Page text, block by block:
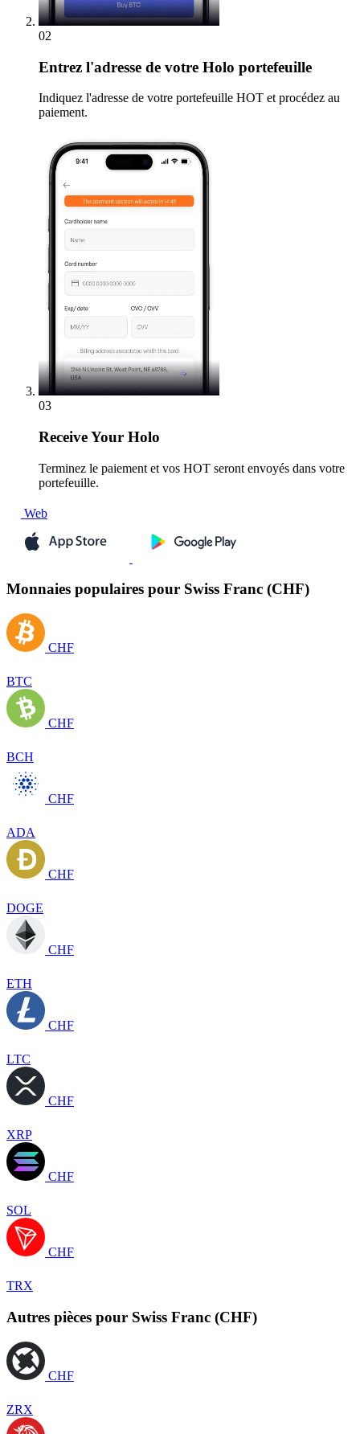
02
Entrez l'adresse de votre Holo portefeuille
Indiquez l'adresse de votre portefeuille HOT et procédez au
paiement.
03
ReceiveYour Holo
Terminez le paiement et vos HOT seront envoyés dans votre
portefeuille.
Web
Monnaies populaires pour Swiss Franc (CHF)
CHF
BTC
CHF
BCH
CHF
ADA
CHF
DOGE
CHF
ETH
CHF
LTC
CHF
XRP
CHF
SOL
CHF
TRX
Autres pièces pour Swiss Franc (CHF)
CHF
ZRX